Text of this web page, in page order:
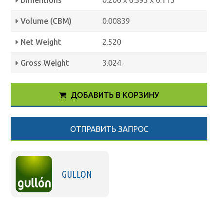
Volume (CBM) 0.00839
Net Weight 2.520
Gross Weight 3.024
ДОБАВИТЬ В КОРЗИНУ
ОТПРАВИТЬ ЗАПРОС
GULLON